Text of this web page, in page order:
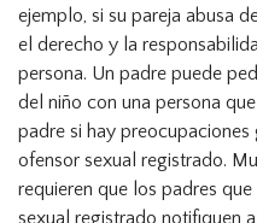
ejemplo, si su pareja abusa
el derecho y la
persona. Un padre puede
del niño con una persona
padre si hay
ofensor sexual registrado.
requieren que los padres
sexual registrado notifiquen